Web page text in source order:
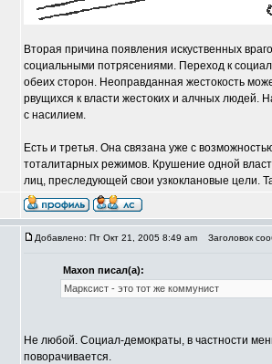
Вторая причина появления искуственных
социальными потрясениями. Переход к
обеих сторон. Неоправданная жестокость
рвущихся к власти жестоких и алчных людей.
с насилием.
Есть и третья. Она связана уже с
тоталитарных режимов. Крушение одной
лиц, преследующей свои узкоклановые цели.
Добавлено: Пт Окт 21, 2005 8:49 am Заголовок
Maxon писал(а):
Марксист - это тот же коммунист
Не любой. Социал-демократы, в частности
поворачивается.